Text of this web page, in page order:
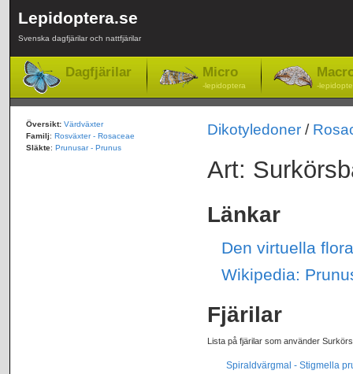
Lepidoptera.se
Svenska dagfjärilar och nattfjärilar
Dagfjärilar Micro
-lepidoptera -
Dikotyledoner/
Art:
Länkar
Den virtuella
Wikipedia:
Fjärilar
Lista på fjärilar som använder
Spiraldvärgmal - Stigmella
Översikt: Värdväxter
Familj: Rosväxter - Rosaceae
Släkte: Prunusar - Prunus